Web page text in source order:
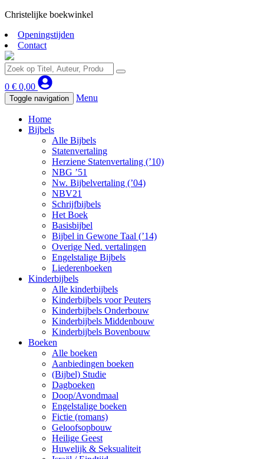
Christelijke boekwinkel
Openingstijden
Contact
0 € 0,00
Toggle navigation Menu
Home
Bijbels
Alle Bijbels
Statenvertaling
Herziene Statenvertaling (’10)
NBG ’51
Nw. Bijbelvertaling (’04)
NBV21
Schrijfbijbels
Het Boek
Basisbijbel
Bijbel in Gewone Taal (’14)
Overige Ned. vertalingen
Engelstalige Bijbels
Liederenboeken
Kinderbijbels
Alle kinderbijbels
Kinderbijbels voor Peuters
Kinderbijbels Onderbouw
Kinderbijbels Middenbouw
Kinderbijbels Bovenbouw
Boeken
Alle boeken
Aanbiedingen boeken
(Bijbel) Studie
Dagboeken
Doop/Avondmaal
Engelstalige boeken
Fictie (romans)
Geloofsopbouw
Heilige Geest
Huwelijk & Seksualiteit